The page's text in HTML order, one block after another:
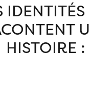
IDENTITÉS
HISTOIRE :